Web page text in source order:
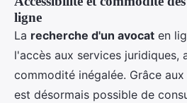
ligne
La recherche d'un avocat en
l'accès aux services juridiques,
commodité inégalée. Grâce
est désormais possible de